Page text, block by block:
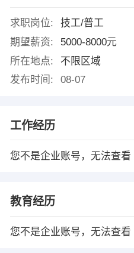
求职岗位:
技工/普工
期望薪资:
5000-8000元
所在地点:
不限区域
发布时间:
08-07
工作经历
您不是企业账号，无法查看
教育经历
您不是企业账号，无法查看